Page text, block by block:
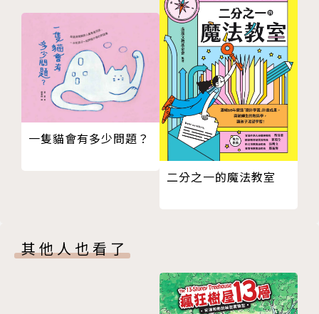
笑點滿滿、溫暖滿滿、勇氣爆表！
跟著塔基和福歐，一起拯救不幸城堡的大危機吧！
※ ※
【學習方針】
#合作 #探索 #勇氣 #善良 #友情 #悔恨 #救贖 #抉擇
#失去 #原諒
△穿越畫作的奇幻設定，帶來如夢似幻的視覺冒險，細
△深刻描寫「失去」與「不願放手」的情感掙扎，寵物
一隻貓會有多少問題？
二分之一的魔法教室
其他人也看了